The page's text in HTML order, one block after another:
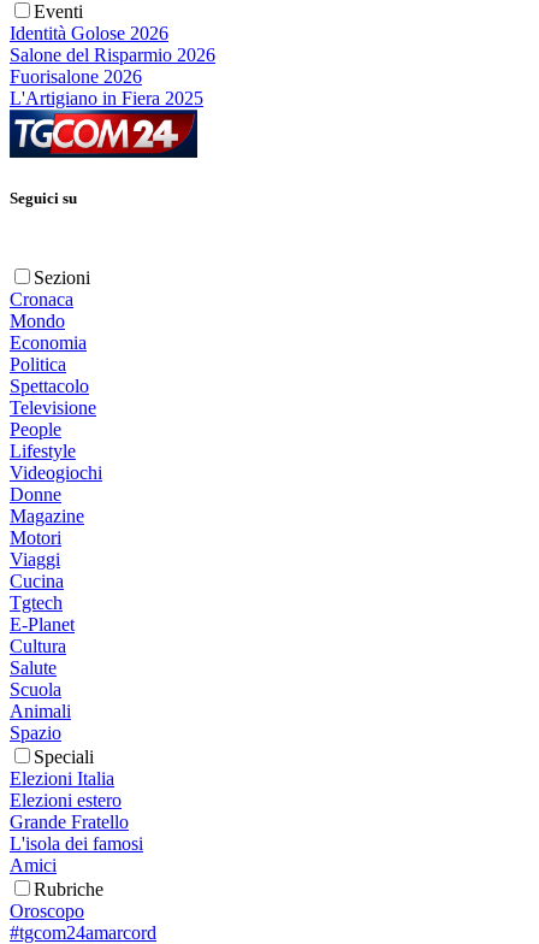
Eventi
Identità Golose 2026
Salone del Risparmio 2026
Fuorisalone 2026
L'Artigiano in Fiera 2025
Seguici su
Sezioni
Cronaca
Mondo
Economia
Politica
Spettacolo
Televisione
People
Lifestyle
Videogiochi
Donne
Magazine
Motori
Viaggi
Cucina
Tgtech
E-Planet
Cultura
Salute
Scuola
Animali
Spazio
Speciali
Elezioni Italia
Elezioni estero
Grande Fratello
L'isola dei famosi
Amici
Rubriche
Oroscopo
#tgcom24amarcord